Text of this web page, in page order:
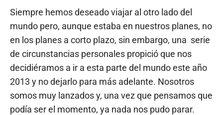
Siempre hemos deseado viajar al otro lado del
mundo pero, aunque estaba en nuestros planes, no
en los planes a corto plazo, sin embargo, una serie
de circunstancias personales propició que nos
decidiéramos a ir a esta parte del mundo este año
2013 y no dejarlo para más adelante. Nosotros
somos muy lanzados y, una vez que pensamos que
podía ser el momento, ya nada nos pudo parar.